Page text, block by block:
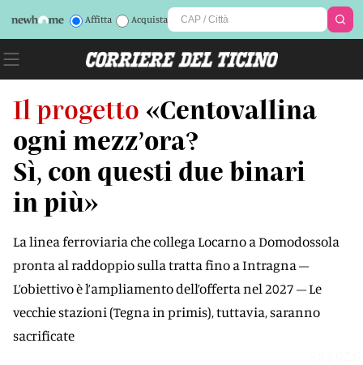
Affitta Acquista
Il progetto «Centovallina
ogni mezz’ora?
Sì, con questi due binari
in più»
La linea ferroviaria che collega Locarno a Domodossola
pronta al raddoppio sulla tratta fino a Intragna –
L’obiettivo è l’ampliamento dell’offerta nel 2027 – Le
vecchie stazioni (Tegna in primis), tuttavia, saranno
sacrificate